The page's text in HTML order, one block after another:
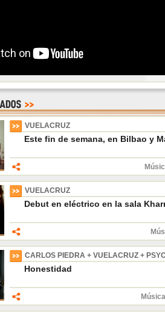
VUELACRUZ
Este fin de semana, en Bilbao y
VUELACRUZ
Debut en eléctrico en la sala
CARLOS PIEDRA + VUELACRUZ +
Honestidad